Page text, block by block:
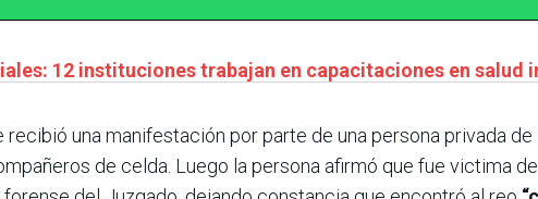
12 instituciones trabajan en capacitaciones en salud
una manifestación por parte de una persona privada
de celda. Luego la persona afirmó que fue victima